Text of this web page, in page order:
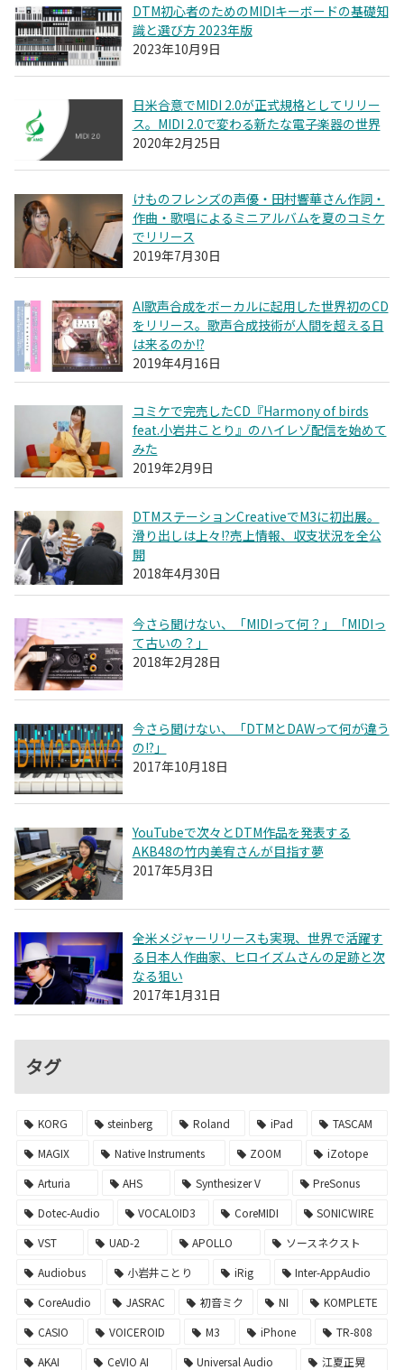
DTM初心者のためのMIDIキーボードの基礎知
識と選び方 2023年版
2023年10月9日
日米合意でMIDI 2.0が正式規格としてリリー
ス。MIDI 2.0で変わる新たな電子楽器の世界
2020年2月25日
けものフレンズの声優・田村響華さん作詞・
作曲・歌唱によるミニアルバムを夏のコミケ
でリリース
2019年7月30日
AI歌声合成をボーカルに起用した世界初のCD
をリリース。歌声合成技術が人間を超える日
は来るのか!?
2019年4月16日
コミケで完売したCD『Harmony of birds
feat.小岩井ことり』のハイレゾ配信を始めて
みた
2019年2月9日
DTMステーションCreativeでM3に初出展。
滑り出しは上々!?売上情報、収支状況を全公
開
2018年4月30日
今さら聞けない、「MIDIって何？」「MIDIっ
て古いの？」
2018年2月28日
今さら聞けない、「DTMとDAWって何が違う
の!?」
2017年10月18日
YouTubeで次々とDTM作品を発表する
AKB48の竹内美宥さんが目指す夢
2017年5月3日
全米メジャーリリースも実現、世界で活躍す
る日本人作曲家、ヒロイズムさんの足跡と次
なる狙い
2017年1月31日
タグ
KORG steinberg Roland iPad
TASCAM
MAGIX
Native Instruments ZOOM
iZotope
Arturia
AHS Synthesizer V
PreSonus
Dotec-Audio
VOCALOID3 CoreMIDI
SONICWIRE
VST
UAD-2 APOLLO
ソースネクスト
Audiobus
小岩井ことり iRig
Inter-AppAudio
CoreAudio
JASRAC 初音ミク NI
KOMPLETE
CASIO
VOICEROID M3 iPhone
TR-808
AKAI
CeVIO AI Universal Audio
江夏正晃